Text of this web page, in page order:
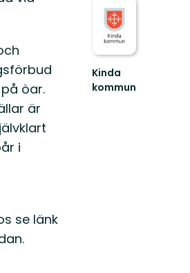
öar.
är
i
se länk
Kinda
kommun